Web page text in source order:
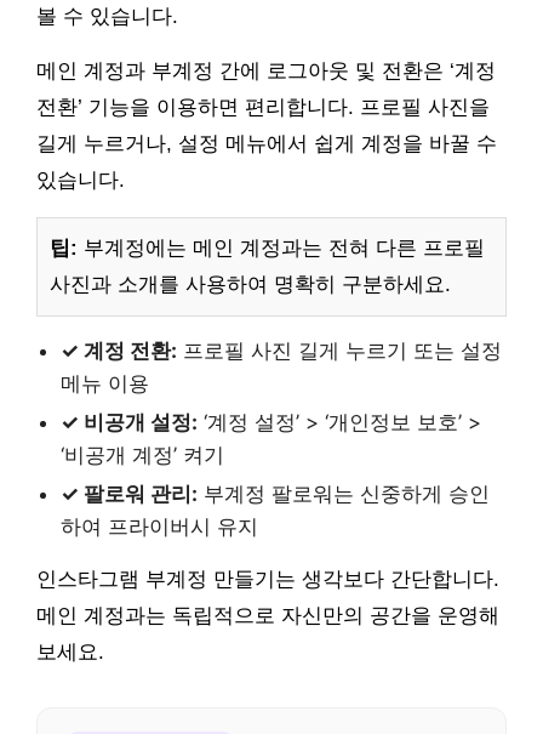
볼 수 있습니다.
메인 계정과 부계정 간에 로그아웃 및 전환은 ‘계정
전환’ 기능을 이용하면 편리합니다. 프로필 사진을
길게 누르거나, 설정 메뉴에서 쉽게 계정을 바꿀 수
있습니다.
팁: 부계정에는 메인 계정과는 전혀 다른 프로필
사진과 소개를 사용하여 명확히 구분하세요.
✓ 계정 전환: 프로필 사진 길게 누르기 또는 설정
메뉴 이용
✓ 비공개 설정: ‘계정 설정’ > ‘개인정보 보호’ >
‘비공개 계정’ 켜기
✓ 팔로워 관리: 부계정 팔로워는 신중하게 승인
하여 프라이버시 유지
인스타그램 부계정 만들기는 생각보다 간단합니다.
메인 계정과는 독립적으로 자신만의 공간을 운영해
보세요.